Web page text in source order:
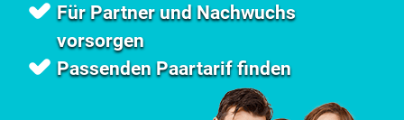
Für Partner und Nachwuchs
vorsorgen
Passenden Paartarif finden